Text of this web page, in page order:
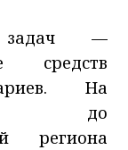
задач —
средств
На
до
региона